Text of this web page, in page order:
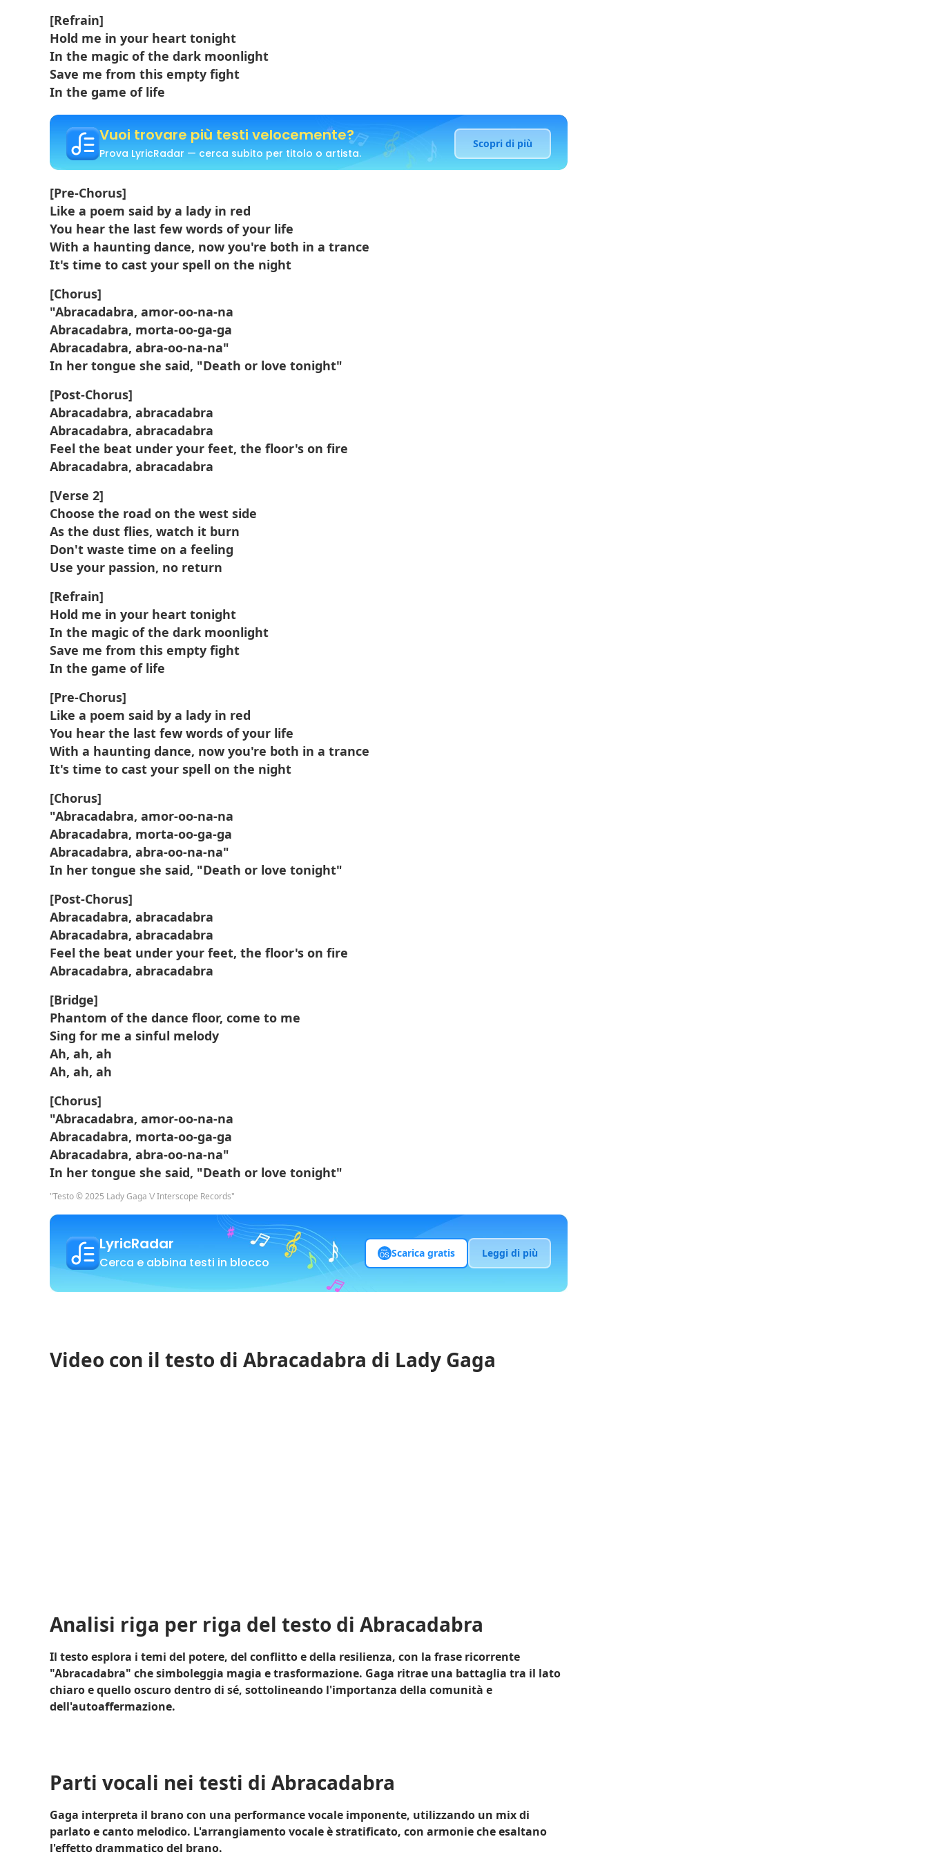
[Refrain]
Hold me in your heart tonight
In the magic of the dark moonlight
Save me from this empty fight
In the game of life
Vuoi trovare più testi velocemente?
Prova LyricRadar — cerca subito per titolo o artista.
Scopri di più
[Pre-Chorus]
Like a poem said by a lady in red
You hear the last few words of your life
With a haunting dance, now you're both in a trance
It's time to cast your spell on the night
[Chorus]
"Abracadabra, amor-oo-na-na
Abracadabra, morta-oo-ga-ga
Abracadabra, abra-oo-na-na"
In her tongue she said, "Death or love tonight"
[Post-Chorus]
Abracadabra, abracadabra
Abracadabra, abracadabra
Feel the beat under your feet, the floor's on firе
Abracadabra, abracadabra
[Verse 2]
Choose the road on the wеst side
As the dust flies, watch it burn
Don't waste time on a feeling
Use your passion, no return
[Refrain]
Hold me in your heart tonight
In the magic of the dark moonlight
Save me from this empty fight
In the game of life
[Pre-Chorus]
Like a poem said by a lady in red
You hear the last few words of your life
With a haunting dance, now you're both in a trance
It's time to cast your spell on the night
[Chorus]
"Abracadabra, amor-oo-na-na
Abracadabra, morta-oo-ga-ga
Abracadabra, abra-oo-na-na"
In her tongue she said, "Death or love tonight"
[Post-Chorus]
Abracadabra, abracadabra
Abracadabra, abracadabra
Feel the beat under your feet, the floor's on fire
Abracadabra, abracadabra
[Bridge]
Phantom of the dance floor, come to me
Sing for me a sinful melody
Ah, ah, ah
Ah, ah, ah
[Chorus]
"Abracadabra, amor-oo-na-na
Abracadabra, morta-oo-ga-ga
Abracadabra, abra-oo-na-na"
In her tongue she said, "Death or love tonight"
"Testo © 2025 Lady Gaga \/ Interscope Records"
LyricRadar
Cerca e abbina testi in blocco
Scarica gratis Leggi di più
Video con il testo di Abracadabra di Lady Gaga
Analisi riga per riga del testo di Abracadabra
Il testo esplora i temi del potere, del conflitto e della resilienza, con la frase ricorrente
"Abracadabra" che simboleggia magia e trasformazione. Gaga ritrae una battaglia tra il lato
chiaro e quello oscuro dentro di sé, sottolineando l'importanza della comunità e
dell'autoaffermazione.
Parti vocali nei testi di Abracadabra
Gaga interpreta il brano con una performance vocale imponente, utilizzando un mix di
parlato e canto melodico. L'arrangiamento vocale è stratificato, con armonie che esaltano
l'effetto drammatico del brano.